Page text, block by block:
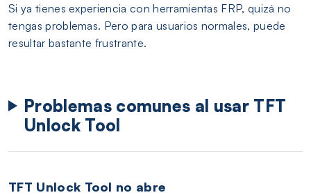
Si ya tienes experiencia con herramientas FRP, quizá no
tengas problemas. Pero para usuarios normales, puede
resultar bastante frustrante.
Problemas comunes al usar TFT
Unlock Tool
TFT Unlock Tool no abre